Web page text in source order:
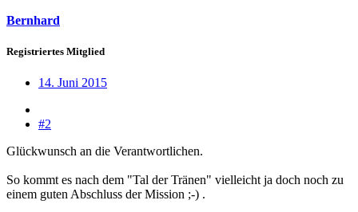
Bernhard
Registriertes Mitglied
14. Juni 2015
#2
Glückwunsch an die Verantwortlichen.
So kommt es nach dem "Tal der Tränen" vielleicht ja doch noch zu
einem guten Abschluss der Mission ;-) .